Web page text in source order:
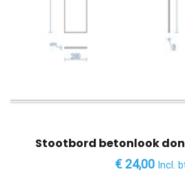
Stootbord betonlook
€24,00 Incl.